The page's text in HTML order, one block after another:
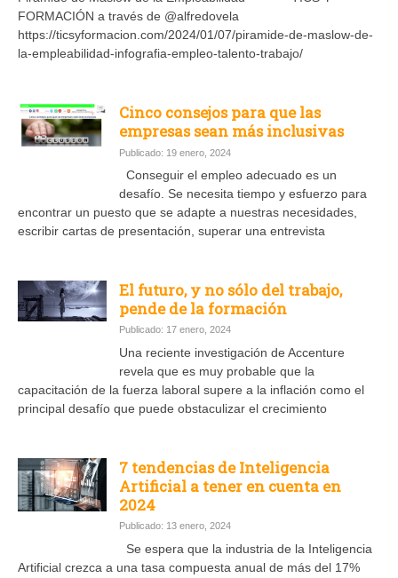
FORMACIÓN a través de @alfredovela
https://ticsyformacion.com/2024/01/07/piramide-de-maslow-de-
la-empleabilidad-infografia-empleo-talento-trabajo/
Cinco consejos para que las
empresas sean más inclusivas
Publicado: 19 enero, 2024
Conseguir el empleo adecuado es un
desafío. Se necesita tiempo y esfuerzo para
encontrar un puesto que se adapte a nuestras necesidades,
escribir cartas de presentación, superar una entrevista
El futuro, y no sólo del trabajo,
pende de la formación
Publicado: 17 enero, 2024
Una reciente investigación de Accenture
revela que es muy probable que la
capacitación de la fuerza laboral supere a la inflación como el
principal desafío que puede obstaculizar el crecimiento
7 tendencias de Inteligencia
Artificial a tener en cuenta en
2024
Publicado: 13 enero, 2024
Se espera que la industria de la Inteligencia
Artificial crezca a una tasa compuesta anual de más del 17%